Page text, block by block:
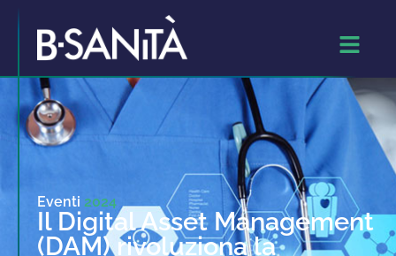
Eventi 2024
Il Digital Asset Management
(DAM) rivoluziona la